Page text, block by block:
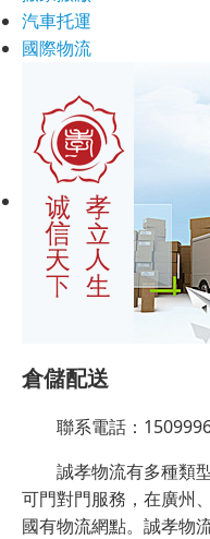
汽車托運
國際物流
倉儲配送
聯系電話：
誠孝物流有多種類
可門對門服務，在廣州
國有物流網點。誠孝物